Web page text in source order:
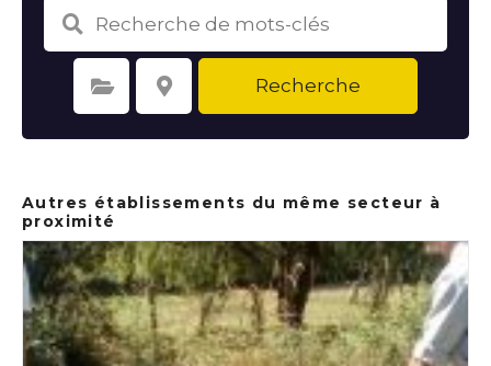
Sélectionnez une catégorie Sélectionnez le lieu Recherche
Autres établissements du même secteur à
proximité